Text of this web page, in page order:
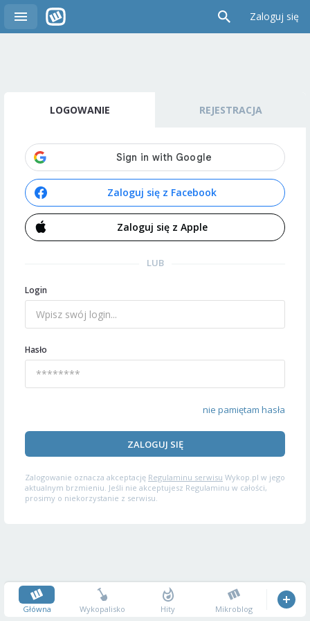
Zaloguj się
LOGOWANIE REJESTRACJA
Zaloguj się z Facebook
Zaloguj się z Apple
LUB
Login
Hasło
nie pamiętam hasła
ZALOGUJ SIĘ
Zalogowanie oznacza akceptację Regulaminu serwisu Wykop.pl w jego
aktualnym brzmieniu. Jeśli nie akceptujesz Regulaminu w całości,
prosimy o niekorzystanie z serwisu.
Główna Wykopalisko Hity Mikroblog